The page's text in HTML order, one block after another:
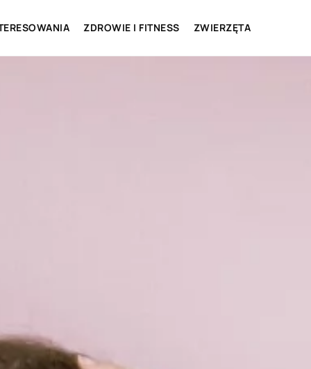
ZDROWIE I FITNESS ZWIERZĘTA